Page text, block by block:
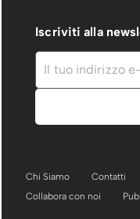
Iscriviti alla
Chi Siamo Contatti
Collabora con noi